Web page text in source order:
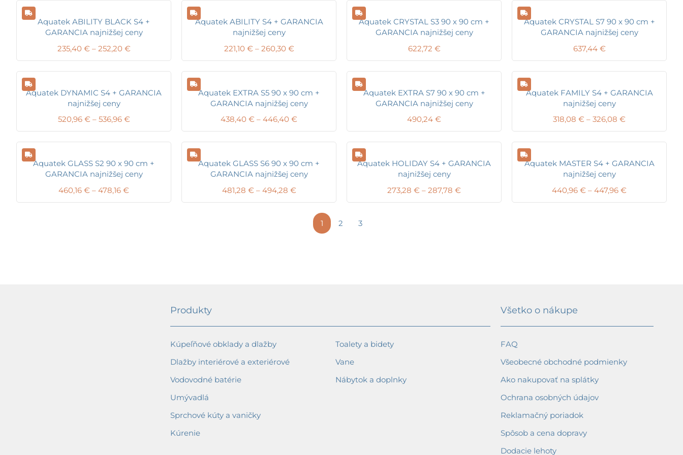
Aquatek ABILITY BLACK S4 +
GARANCIA najnižšej ceny
235,40 € – 252,20 €Price
range:
235,40 €
252,20 €
Aquatek ABILITY S4 + GARANCIA
najnižšej ceny
221,10 € – 260,30 €Price
range:
221,10 €
260,30 €
Aquatek CRYSTAL S3 90 x 90 cm +
GARANCIA najnižšej ceny
622,72 €
Aquatek CRYSTAL S7 90 x 90 cm +
GARANCIA najnižšej ceny
637,44 €
Aquatek DYNAMIC S4 + GARANCIA
najnižšej ceny
520,96 € – 536,96 €Price
range:
520,96 €
536,96 €
Aquatek EXTRA S5 90 x 90 cm +
GARANCIA najnižšej ceny
438,40 € – 446,40 €
range:
438,40 €
446,40 €
Aquatek EXTRA S7 90 x 90 cm +
GARANCIA najnižšej ceny
490,24 €
Aquatek FAMILY S4 + GARANCIA
najnižšej ceny
318,08 € – 326,08 €
range:
318,08 €
326,08 €
Aquatek GLASS S2 90 x 90 cm +
GARANCIA najnižšej ceny
460,16 € – 478,16 €
range:
Aquatek GLASS S6 90 x 90 cm +
GARANCIA najnižšej ceny
481,28 € – 494,28 €Price
range:
481,28 €
through
494,28 €
Aquatek HOLIDAY S4 + GARANCIA
najnižšej ceny
273,28 € – 287,78 €
range:
Aquatek MASTER S4 + GARANCIA
najnižšej ceny
440,96 € – 447,96 €
range:
1 2 3
Produkty
Kúpeľňové obklady a dlažby
Dlažby interiérové a exteriérové
Vodovodné batérie
Umývadlá
Sprchové kúty a vaničky
Kúrenie
Toalety a bidety
Vane
Nábytok a doplnky
Všetko o nákupe
FAQ
Všeobecné obchodné podmienky
Ako nakupovať na splátky
Ochrana osobných údajov
Reklamačný poriadok
Spôsob a cena dopravy
Dodacie lehoty